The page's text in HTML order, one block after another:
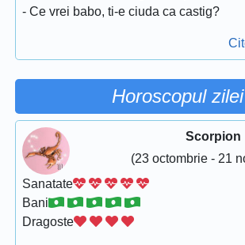
- Ce vrei babo, ti-e ciuda ca castig?
Horoscopul zilei
Scorpion
(23 octombrie - 21
Sanatate
Bani
Dragoste